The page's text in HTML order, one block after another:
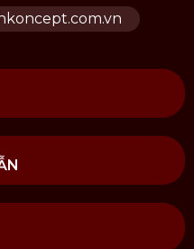
mì vát cạnh Kilner
vát cạnh Kilner
Koncept